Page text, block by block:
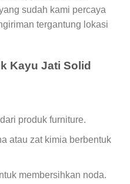
sudah kami percaya
tergantung lokasi
Kayu Jati Solid
produk furniture.
atau zat kimia berbentuk
membersihkan noda.